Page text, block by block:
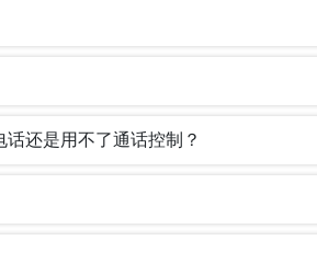
还是用不了通话控制？